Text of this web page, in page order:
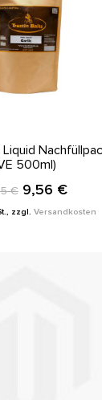
Liquid
500ml)
€ 9,56 €
, zzgl.Versandkosten